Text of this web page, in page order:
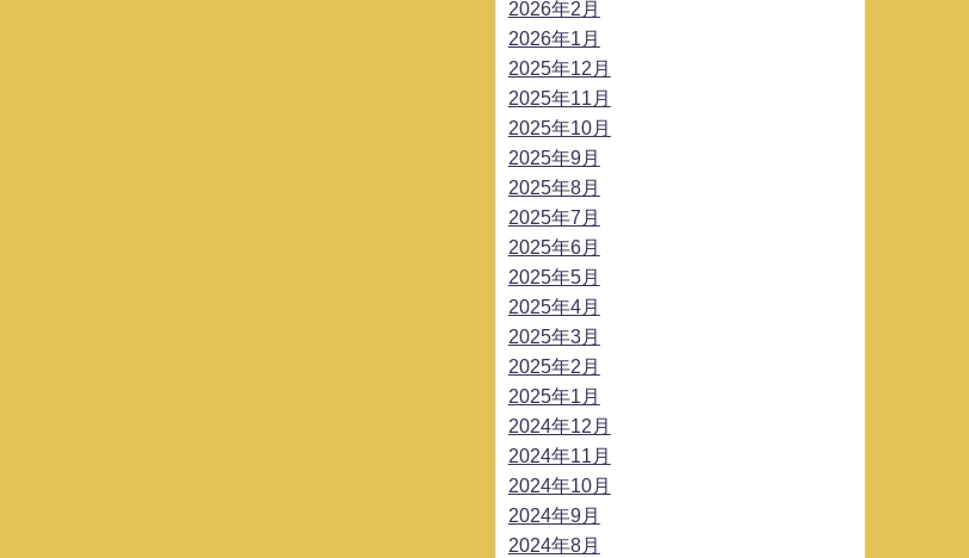
2026年2月
2026年1月
2025年12月
2025年11月
2025年10月
2025年9月
2025年8月
2025年7月
2025年6月
2025年5月
2025年4月
2025年3月
2025年2月
2025年1月
2024年12月
2024年11月
2024年10月
2024年9月
2024年8月